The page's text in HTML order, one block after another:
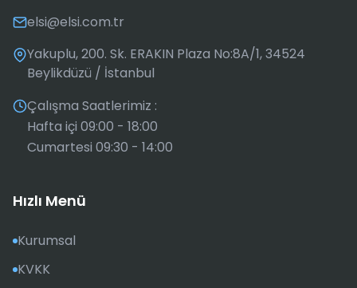
elsi@elsi.com.tr
Yakuplu, 200. Sk. ERAKIN Plaza No:8A/1, 34524
Beylikdüzü / İstanbul
Çalışma Saatlerimiz :
Hafta içi 09:00 - 18:00
Cumartesi 09:30 - 14:00
Hızlı Menü
Kurumsal
KVKK